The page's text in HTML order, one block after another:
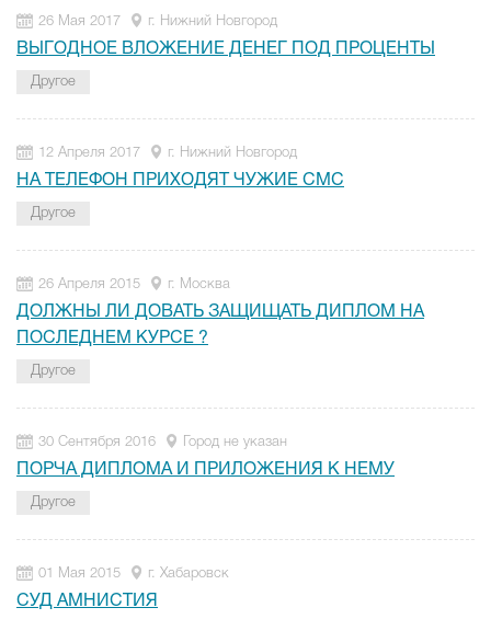
26 Мая 2017 г. Нижний Новгород
ВЫГОДНОЕ ВЛОЖЕНИЕ ДЕНЕГ ПОД ПРОЦЕНТЫ
Другое
12 Апреля 2017 г. Нижний Новгород
НА ТЕЛЕФОН ПРИХОДЯТ ЧУЖИЕ СМС
Другое
26 Апреля 2015 г. Москва
ДОЛЖНЫ ЛИ ДОВАТЬ ЗАЩИЩАТЬ ДИПЛОМ НА
ПОСЛЕДНЕМ КУРСЕ ?
Другое
30 Сентября 2016 Город не указан
ПОРЧА ДИПЛОМА И ПРИЛОЖЕНИЯ К НЕМУ
Другое
01 Мая 2015 г. Хабаровск
СУД АМНИСТИЯ